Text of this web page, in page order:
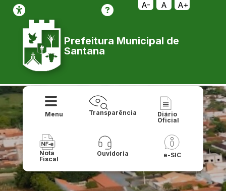
A- A A+
Prefeitura Municipal de
Santana
Menu Transparência
Diário
Oficial
Nota
Fiscal
Ouvidoria e-SIC